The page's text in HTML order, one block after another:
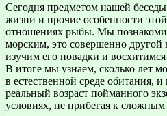
Сегодня предметом нашей
жизни и прочие особенности
отношениях рыбы. Мы
морским, это совершенно
изучим его повадки и
В итоге мы узнаем, сколько лет
в естественной среде обитания,
реальный возраст пойманного
условиях, не прибегая к